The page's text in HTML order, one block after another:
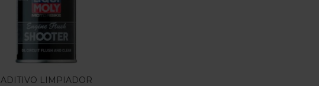
Categorias
ADITIVO LIMPIADOR